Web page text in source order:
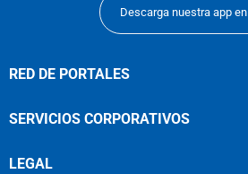
Descarga nuestra app en
RED DE PORTALES
SERVICIOS CORPORATIVOS
LEGAL